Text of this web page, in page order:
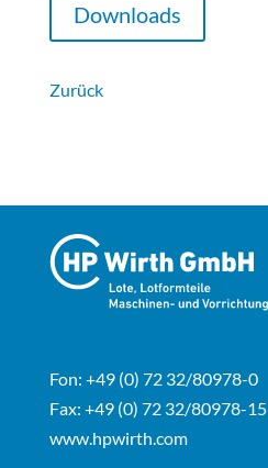
Downloads
Zurück
Fon: +49 (0) 72 32/80978-0
Fax: +49 (0) 72 32/80978-15
www.hpwirth.com